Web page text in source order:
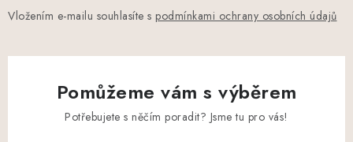
Vložením e-mailu souhlasíte s podmínkami ochrany osobních údajů
Pomůžeme vám s výběrem
Potřebujete s něčím poradit? Jsme tu pro vás!